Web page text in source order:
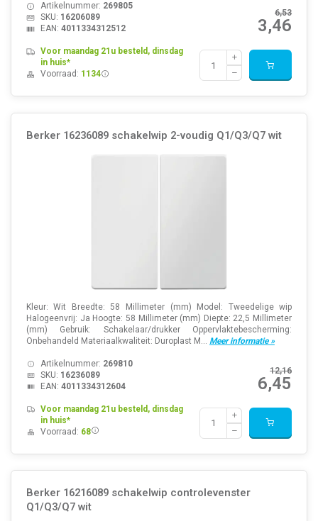
6,53
3,46
Artikelnummer: 269805
SKU: 16206089
EAN: 4011334312512
Voor maandag 21u besteld, dinsdag
in huis*
Voorraad: 1134
Berker 16236089 schakelwip 2-voudig Q1/Q3/Q7 wit
Kleur: Wit Breedte: 58 Millimeter (mm) Model: Tweedelige wip
Halogeenvrij: Ja Hoogte: 58 Millimeter (mm) Diepte: 22,5 Millimeter
(mm) Gebruik: Schakelaar/drukker Oppervlaktebescherming:
Onbehandeld Materiaalkwaliteit: Duroplast M... Meer informatie »
12,16
6,45
Artikelnummer: 269810
SKU: 16236089
EAN: 4011334312604
Voor maandag 21u besteld, dinsdag
in huis*
Voorraad: 68
Berker 16216089 schakelwip controlevenster
Q1/Q3/Q7 wit